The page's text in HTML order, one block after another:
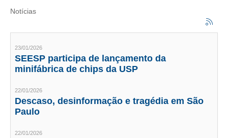
GALERIA EX-PRESIDENTES
CRESCE BRASIL
Notícias
23/01/2026
SEESP participa de lançamento da
minifábrica de chips da USP
22/01/2026
Descaso, desinformação e tragédia em São
Paulo
22/01/2026